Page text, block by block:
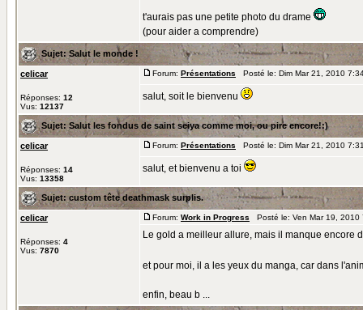
t'aurais pas une petite photo du drame
(pour aider a comprendre)
Sujet: Salut le monde !
celicar
Réponses: 12
Vus: 12137
Forum: Présentations Posté le: Dim Mar 21, 2010
salut, soit le bienvenu
Sujet: Salut les fondus de saint seiya comme moi, ou pire encore!:)
celicar
Réponses: 14
Vus: 13358
Forum: Présentations Posté le: Dim Mar 21, 2010
salut, et bienvenu a toi
Sujet: custom tête deathmask surplis.
celicar
Réponses: 4
Vus: 7870
Forum: Work in Progress Posté le: Ven Mar 19,
Le gold a meilleur allure, mais il manque encore
et pour moi, il a les yeux du manga, car dans
enfin, beau b ...